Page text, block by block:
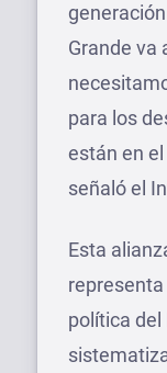
Grande va
para los
están en
señaló el
Esta
política